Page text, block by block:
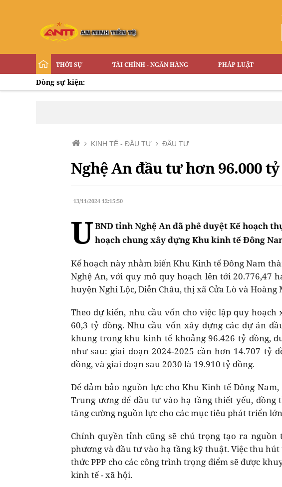
THỜI SỰ TÀI CHÍNH - NGÂN HÀNG PHÁP LUẬT
Dòng sự kiện:
KINH TẾ - ĐẦU TƯ ĐẦU TƯ
Nghệ An đầu tư hơn 96.000
13/11/2024 12:15:50
UBND tỉnh Nghệ An đã phê duyệt Kế hoạch
hoạch chung xây dựng Khu kinh tế Đông
Kế hoạch này nhằm biến Khu Kinh tế Đông Nam
Nghệ An, với quy mô quy hoạch lên tới 20.776,47
huyện Nghi Lộc, Diễn Châu, thị xã Cửa Lò và Hoàng
Theo dự kiến, nhu cầu vốn cho việc lập quy hoạch
60,3 tỷ đồng. Nhu cầu vốn xây dựng các dự án
khung trong khu kinh tế khoảng 96.426 tỷ đồng,
như sau: giai đoạn 2024-2025 cần hơn 14.707 tỷ
đồng, và giai đoạn sau 2030 là 19.910 tỷ đồng.
Để đảm bảo nguồn lực cho Khu Kinh tế Đông
Trung ương để đầu tư vào hạ tầng thiết yếu, đồng
tăng cường nguồn lực cho các mục tiêu phát triển
Chính quyền tỉnh cũng sẽ chú trọng tạo ra
phương và đầu tư vào hạ tầng kỹ thuật. Việc thu
thức PPP cho các công trình trọng điểm sẽ được
kinh tế - xã hội.